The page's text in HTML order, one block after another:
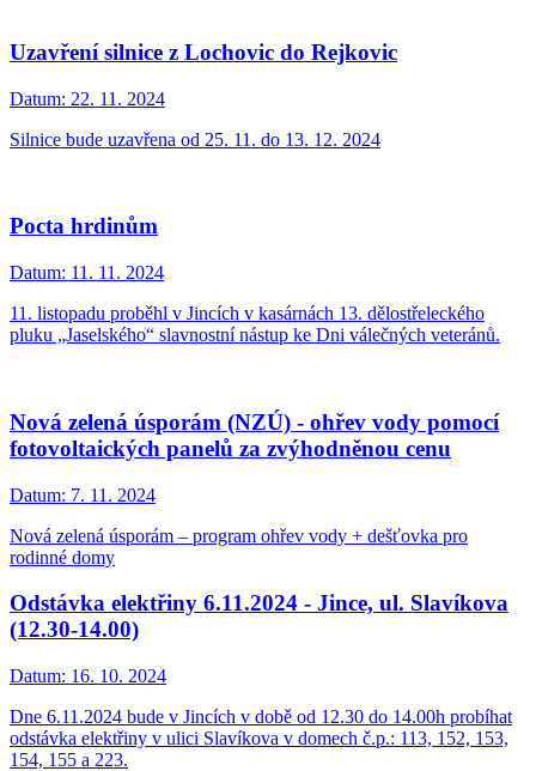
Uzavření silnice z Lochovic do Rejkovic
Datum: 22. 11. 2024
Silnice bude uzavřena od 25. 11. do 13. 12. 2024
Pocta hrdinům
Datum: 11. 11. 2024
11. listopadu proběhl v Jincích v kasárnách 13. dělostřeleckého
pluku „Jaselského“ slavnostní nástup ke Dni válečných veteránů.
Nová zelená úsporám (NZÚ) - ohřev vody pomocí
fotovoltaických panelů za zvýhodněnou cenu
Datum: 7. 11. 2024
Nová zelená úsporám – program ohřev vody + dešťovka pro
rodinné domy
Odstávka elektřiny 6.11.2024 - Jince, ul. Slavíkova
(12.30-14.00)
Datum: 16. 10. 2024
Dne 6.11.2024 bude v Jincích v době od 12.30 do 14.00h probíhat
odstávka elektřiny v ulici Slavíkova v domech č.p.: 113, 152, 153,
154, 155 a 223.